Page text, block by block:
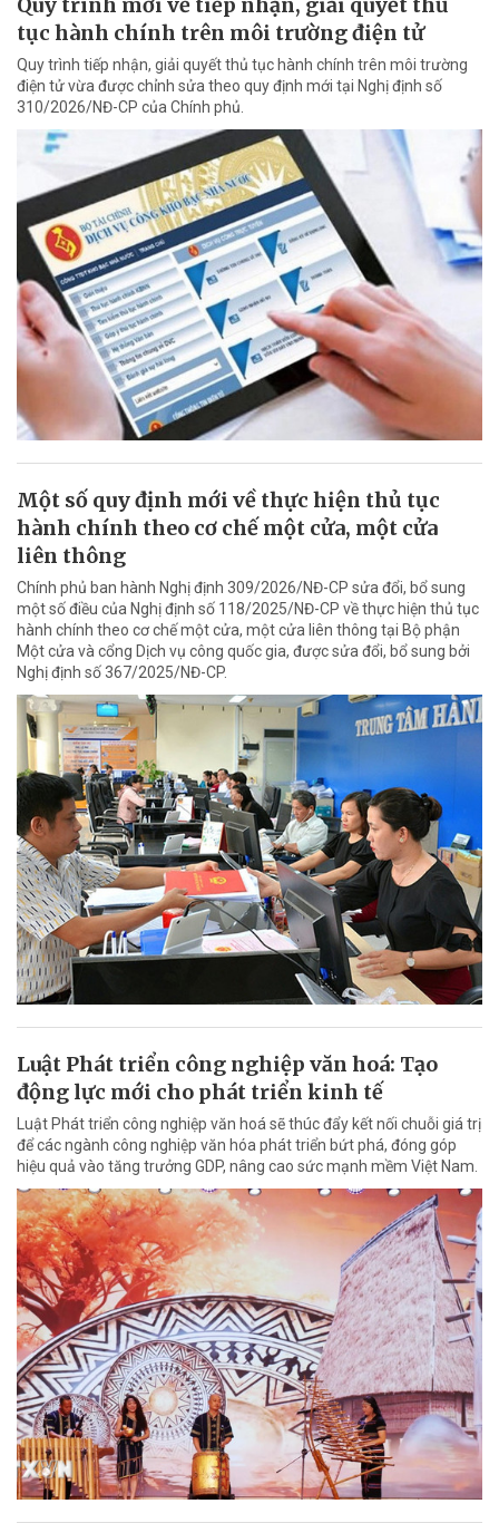
tục hành chính trên môi trường điện tử
Quy trình tiếp nhận, giải quyết thủ tục hành chính trên môi trường
điện tử vừa được chỉnh sửa theo quy định mới tại Nghị định số
310/2026/NĐ-CP của Chính phủ.
Một số quy định mới về thực hiện thủ tục
hành chính theo cơ chế một cửa, một cửa
liên thông
Chính phủ ban hành Nghị định 309/2026/NĐ-CP sửa đổi, bổ sung
một số điều của Nghị định số 118/2025/NĐ-CP về thực hiện thủ tục
hành chính theo cơ chế một cửa, một cửa liên thông tại Bộ phận
Một cửa và cổng Dịch vụ công quốc gia, được sửa đổi, bổ sung bởi
Nghị định số 367/2025/NĐ-CP.
Luật Phát triển công nghiệp văn hoá: Tạo
động lực mới cho phát triển kinh tế
Luật Phát triển công nghiệp văn hoá sẽ thúc đẩy kết nối chuỗi giá trị
để các ngành công nghiệp văn hóa phát triển bứt phá, đóng góp
hiệu quả vào tăng trưởng GDP, nâng cao sức mạnh mềm Việt Nam.